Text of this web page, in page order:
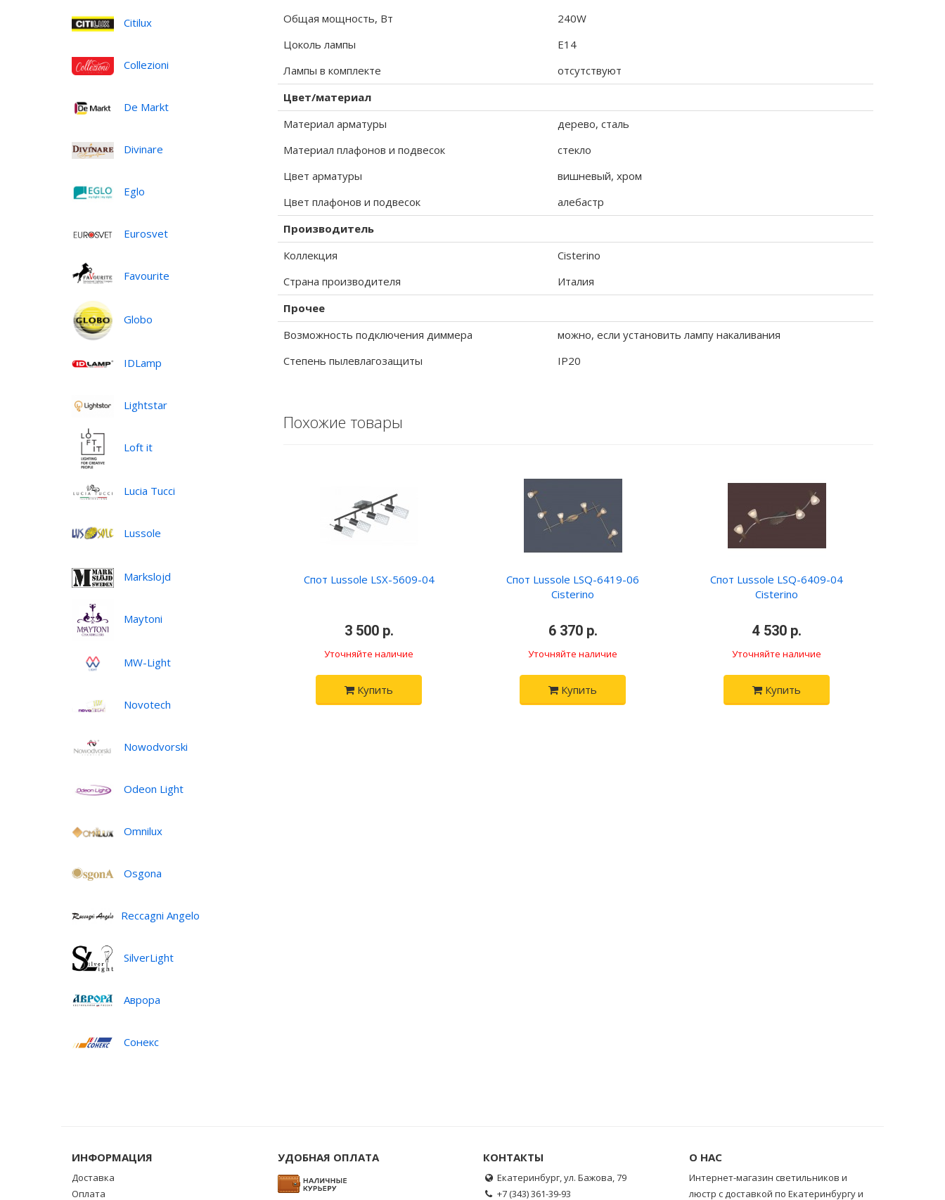
Citilux
Collezioni
De Markt
Divinare
Eglo
Eurosvet
Favourite
Globo
IDLamp
Lightstar
Loft it
Lucia Tucci
Lussole
Markslojd
Maytoni
MW-Light
Novotech
Nowodvorski
Odeon Light
Omnilux
Osgona
Reccagni Angelo
SilverLight
Аврора
Сонекс
Общая мощность, Вт
240W
Цоколь лампы
E14
Лампы в комплекте
отсутствуют
Цвет/материал
Материал арматуры
дерево, сталь
Материал плафонов и подвесок
стекло
Цвет арматуры
вишневый, хром
Цвет плафонов и подвесок
алебастр
Производитель
Коллекция
Cisterino
Страна производителя
Италия
Прочее
Возможность подключения диммера
можно, если установить лампу накаливания
Степень пылевлагозащиты
IP20
Похожие товары
Спот Lussole LSX-5609-04
3 500 р.
Уточняйте наличие
Купить
Спот Lussole LSQ-6419-06
Cisterino
6 370 р.
Уточняйте наличие
Купить
Спот Lussole LSQ-6409-04
Cisterino
4 530 р.
Уточняйте наличие
Купить
ИНФОРМАЦИЯ
Доставка
Оплата
УДОБНАЯ ОПЛАТА КОНТАКТЫ
Екатеринбург, ул. Бажова, 79
+7 (343) 361-39-93
О НАС
Интернет-магазин светильников и
люстр с доставкой по Екатеринбургу и